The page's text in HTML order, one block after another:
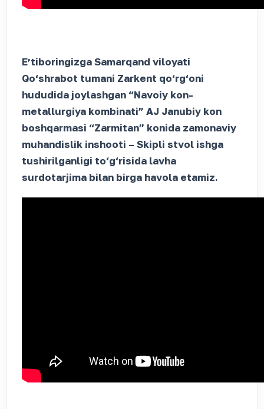
Eʼtiboringizga Samarqand viloyati
Qo‘shrabot tumani Zarkent qo‘rg‘oni
hududida joylashgan “Navoiy kon-
metallurgiya kombinati” AJ Janubiy kon
boshqarmasi “Zarmitan” konida zamonaviy
muhandislik inshooti – Skipli stvol ishga
tushirilganligi to‘g‘risida lavha
surdotarjima bilan birga havola etamiz.